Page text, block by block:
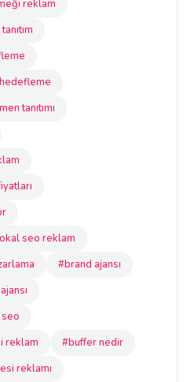
reklam
tanıtımı
seo reklam
#brand ajansı
seo
reklam
#buffer nedir
reklamı